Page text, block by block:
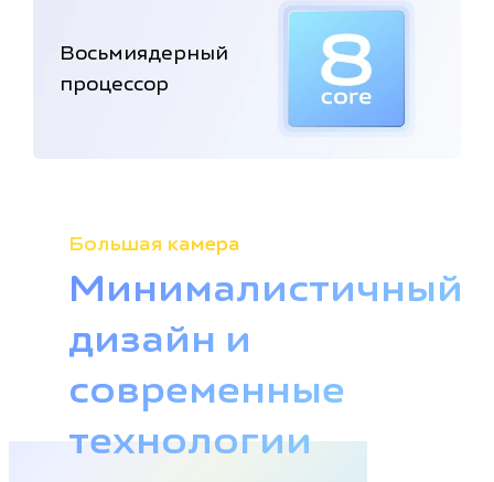
Восьмиядерный
процессор
Большая камера
Минималистичный
дизайн и
современные
технологии